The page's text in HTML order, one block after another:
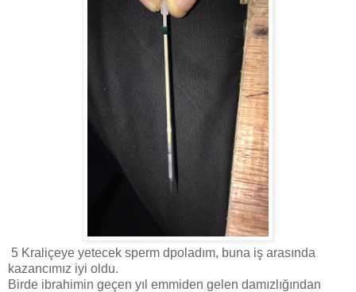
5 Kraliçeye yetecek sperm dpoladım, buna iş arasında
kazancımız iyi oldu.
Birde ibrahimin geçen yıl emmiden gelen damızlığından